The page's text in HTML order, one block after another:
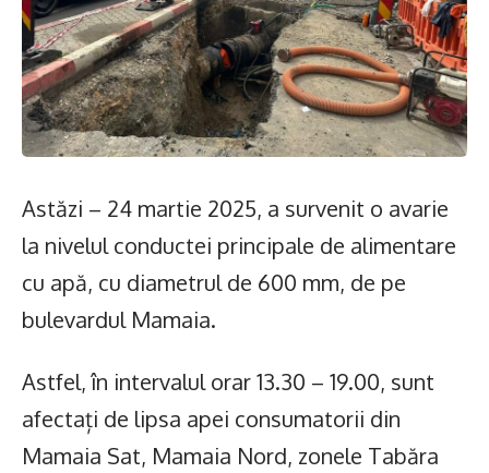
Astăzi – 24 martie 2025, a survenit o avarie
la nivelul conductei principale de alimentare
cu apă, cu diametrul de 600 mm, de pe
bulevardul Mamaia.
Astfel, în intervalul orar 13.30 – 19.00, sunt
afectați de lipsa apei consumatorii din
Mamaia Sat, Mamaia Nord, zonele Tabăra